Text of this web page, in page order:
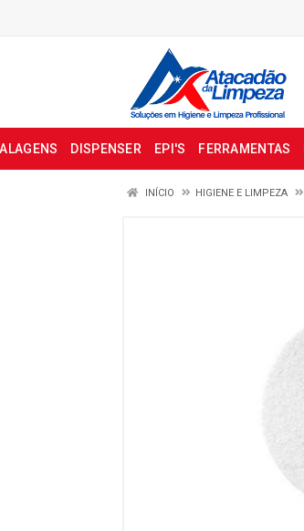
DISPENSER EPI'S FERRAMENTAS
INÍCIO HIGIENE E LIMPEZA